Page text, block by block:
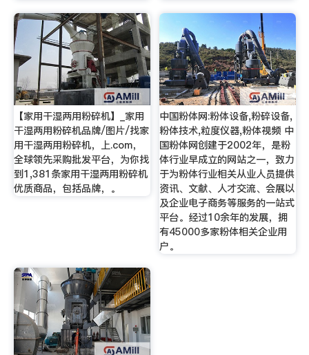
【家用干湿两用粉碎机】_家用
干湿两用粉碎机品牌/图片/找家
用干湿两用粉碎机，上.com，
全球领先采购批发平台，为你找
到1,381条家用干湿两用粉碎机
优质商品，包括品牌，。
中国粉体网:粉体设备,粉碎设备,
粉体技术,粒度仪器,粉体视频 中
国粉体网创建于2002年，是粉
体行业早成立的网站之一，致力
于为粉体行业相关从业人员提供
资讯、文献、人才交流、会展以
及企业电子商务等服务的一站式
平台。经过10余年的发展，拥
有45000多家粉体相关企业用
户。